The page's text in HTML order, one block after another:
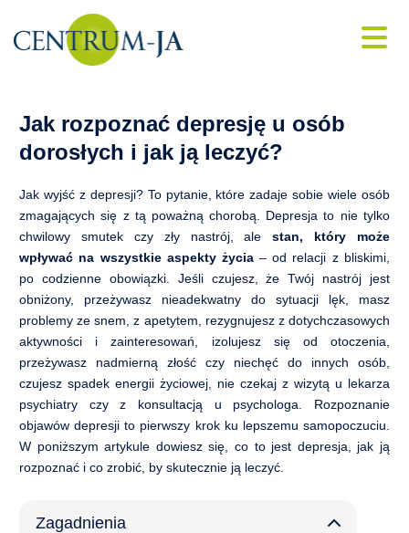
Skip
content
Jak rozpoznać depresję u osób
dorosłych i jak ją leczyć?
Jak wyjść z depresji? To pytanie, które zadaje sobie wiele osób
zmagających się z tą poważną chorobą. Depresja to nie tylko
chwilowy smutek czy zły nastrój, ale stan, który może
wpływać na wszystkie aspekty życia– od relacji z bliskimi,
po codzienne obowiązki. Jeśli czujesz, że Twój nastrój jest
obniżony, przeżywasz nieadekwatny do sytuacji lęk, masz
problemy ze snem, z apetytem, rezygnujesz z dotychczasowych
aktywności i zainteresowań, izolujesz się od otoczenia,
przeżywasz nadmierną złość czy niechęć do innych osób,
czujesz spadek energii życiowej, nie czekaj z wizytą u lekarza
psychiatry czy z konsultacją u psychologa. Rozpoznanie
objawów depresji to pierwszy krok ku lepszemu samopoczuciu.
W poniższym artykule dowiesz się, co to jest depresja, jak ją
rozpoznać i co zrobić, by skutecznie ją leczyć.
Zagadnienia
Konsultacje i psychoterapia online
Psycholog dziecięcy
Psycholog dla młodzieży
Psychiatra online
Leczenie depresji
Leczenie bezsenności
Psychoterapia
Terapia dla par i małżeństw
Porada psychogastroenterologiczna